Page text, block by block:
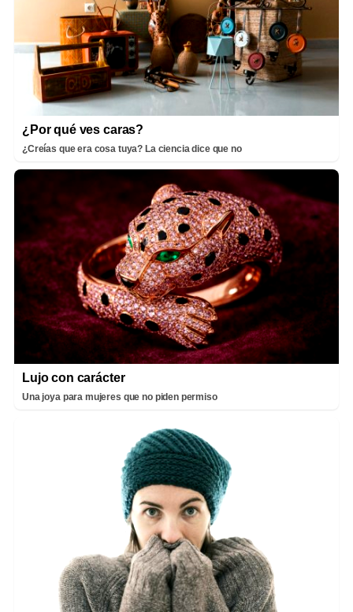
¿Por qué ves caras?
¿Creías que era cosa tuya? La ciencia dice que no
Lujo con carácter
Una joya para mujeres que no piden permiso